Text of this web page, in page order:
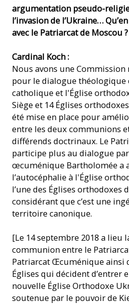
argumentation pseudo-
l’invasion de l’Ukraine…
avec le Patriarcat de Moscou ?
Cardinal Koch :
Nous avons une
pour le dialogue théologique
catholique et l'Église
Siège et 14 Églises
été mise en place pour
entre les deux communions
différends doctrinaux. Le
participe plus au dialogue
œcuménique Bartholomée a
l’autocéphalie à l'Église
l’une des Églises orthodoxes
considérant que c’est une
territoire canonique.
[Le 14 septembre 2018 a lieu
communion entre le
Patriarcat Œcuménique ainsi
Églises qui décident d’entrer
nouvelle Église Orthodoxe
soutenue par le pouvoir de